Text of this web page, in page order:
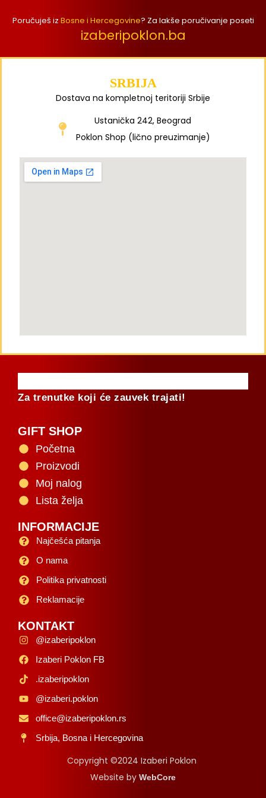
Poručuješ iz Bosne i Hercegovine? Za lakše poručivanje poseti
izaberipoklon.ba
SRBIJA
Dostava na kompletnoj teritoriji Srbije
Ustanička 242, Beograd
Poklon Shop (lično preuzimanje)
Za trenutke koji će zauvek trajati!
GIFT SHOP
Početna
Proizvodi
Moj nalog
Lista želja
INFORMACIJE
Najčešća pitanja
O nama
Politika privatnosti
Reklamacije
KONTAKT
@izaberipoklon
Izaberi Poklon FB
.izaberipoklon
@izaberi.poklon
office@izaberipoklon.rs
Srbija, Bosna i Hercegovina
Copyright ©2024 Izaberi Poklon
Website by WebCore